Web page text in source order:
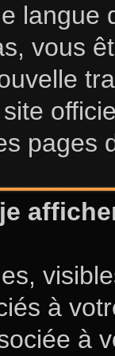
vous
pages
à
à